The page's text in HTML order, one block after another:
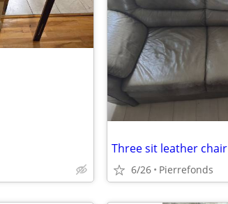
Three sit leather chair
6/26 Pierrefonds